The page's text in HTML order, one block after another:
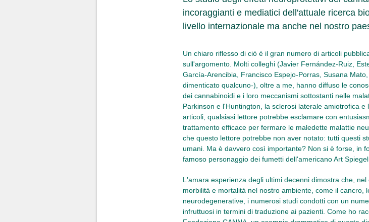
incoraggianti e mediatici dell'attuale ricerca
livello internazionale ma anche nel nostro
Un chiaro riflesso di ciò è il gran numero di articoli
sull'argomento. Molti colleghi (Javier Fernández-Ruiz,
García-Arencibia, Francisco Espejo-Porras, Susana
dimenticato qualcuno-), oltre a me, hanno diffuso le
dei cannabinoidi e i loro meccanismi sottostanti nelle
Parkinson e l'Huntington, la sclerosi laterale amiotrofica
articoli, qualsiasi lettore potrebbe esclamare con
trattamento efficace per fermare le maledette malattie
che questo lettore potrebbe non aver notato: tutti questi
umani. Ma è davvero così importante? Non si è forse, in
famoso personaggio dei fumetti dell'americano Art
L'amara esperienza degli ultimi decenni dimostra che,
morbilità e mortalità nel nostro ambiente, come il cancro,
neurodegenerative, i numerosi studi condotti con un
infruttuosi in termini di traduzione ai pazienti. Come ho